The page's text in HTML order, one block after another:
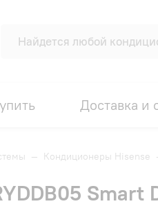
Доставка и
— Кондиционеры Hisense
Smart